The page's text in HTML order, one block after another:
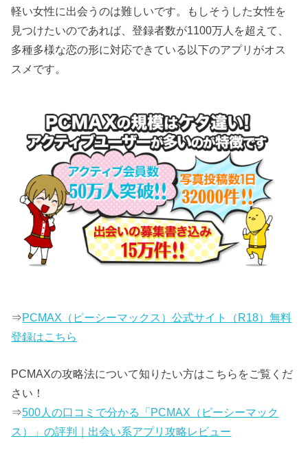
軽い女性に出会うのは難しいです。もしそうした女性を
見つけたいのであれば、登録者数が1100万人を超えて、
多種多様な恋の形に対応できている以下のアプリがオス
スメです。
⇒PCMAX（ピーシーマックス）公式サイト（R18）無料
登録はこちら
PCMAXの攻略法について知りたい方はこちらをご覧くだ
さい！
⇒500人の口コミで分かる「PCMAX（ピーシーマック
ス）」の評判｜出会い系アプリ攻略レビュー